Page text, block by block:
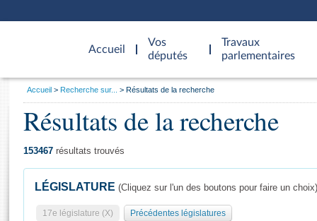
Accueil
d'accueil
Vos
députés
Travaux
parlementaires
Général
Vous
Accueil Recherche sur... Résultats de la recherche
Résultats de la recherche
153467 résultats trouvés
LÉGISLATURE (Cliquez sur l'un des boutons pour faire un choix)
17e législature (X) Précédentes législatures